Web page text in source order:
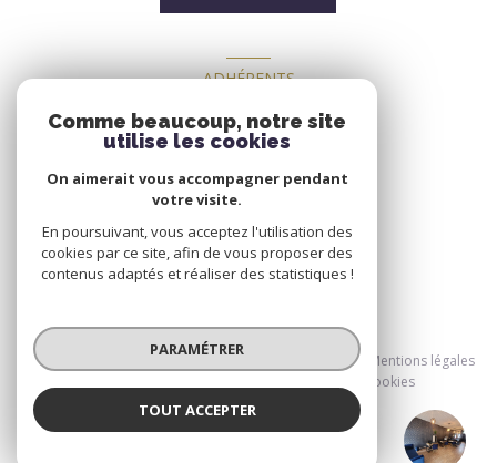
Grand Parc Immobilier
ADHÉRENTS
NOUS ADHÉRONS
© 2026 | Tous droits réservés
Nos honoraires
Nos partenaires
Mentions légales
Cookies
Comme beaucoup, notre site
utilise les cookies
On aimerait vous accompagner pendant
votre visite.
En poursuivant, vous acceptez l'utilisation des
cookies par ce site, afin de vous proposer des
contenus adaptés et réaliser des statistiques !
PARAMÉTRER
TOUT ACCEPTER